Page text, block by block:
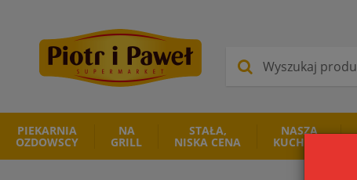
PIEKARNIA
OZDOWSCY
NA
GRILL
STAŁA,
NISKA CENA
NASZA
KUCHNIA